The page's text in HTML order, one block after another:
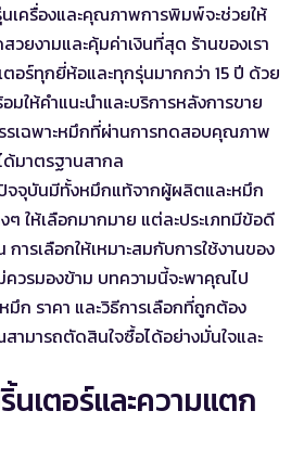
เครื่องและคุณภาพการพิมพ์จะช่วยให้
งามและคุ้มค่าเงินที่สุด ร้านของเรา
อร์ทุกยี่ห้อและทุกรุ่นมากกว่า 15 ปี ด้วย
ให้คำแนะนำและบริการหลังการขาย
รเฉพาะหมึกที่ผ่านการทดสอบคุณภาพ
มาตรฐานสากล
จจุบันมีทั้งหมึกแท้จากผู้ผลิตและหมึก
ๆ ให้เลือกมากมาย แต่ละประเภทมีข้อดี
ารเลือกให้เหมาะสมกับการใช้งานของ
วรมองข้าม บทความนี้จะพาคุณไป
มึก ราคา และวิธีการเลือกที่ถูกต้อง
ามารถตัดสินใจซื้อได้อย่างมั่นใจและ
นเตอร์และความแตก